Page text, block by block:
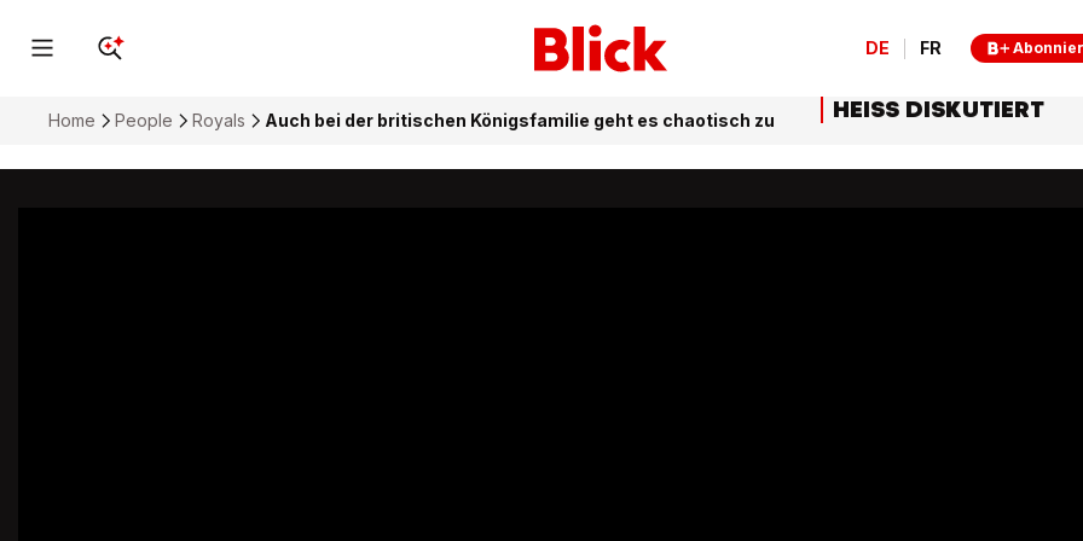
DE FR
Home People Royals Auch bei der britischen Königsfamilie geht es chaotisch zu HEISS DISKUTIERT